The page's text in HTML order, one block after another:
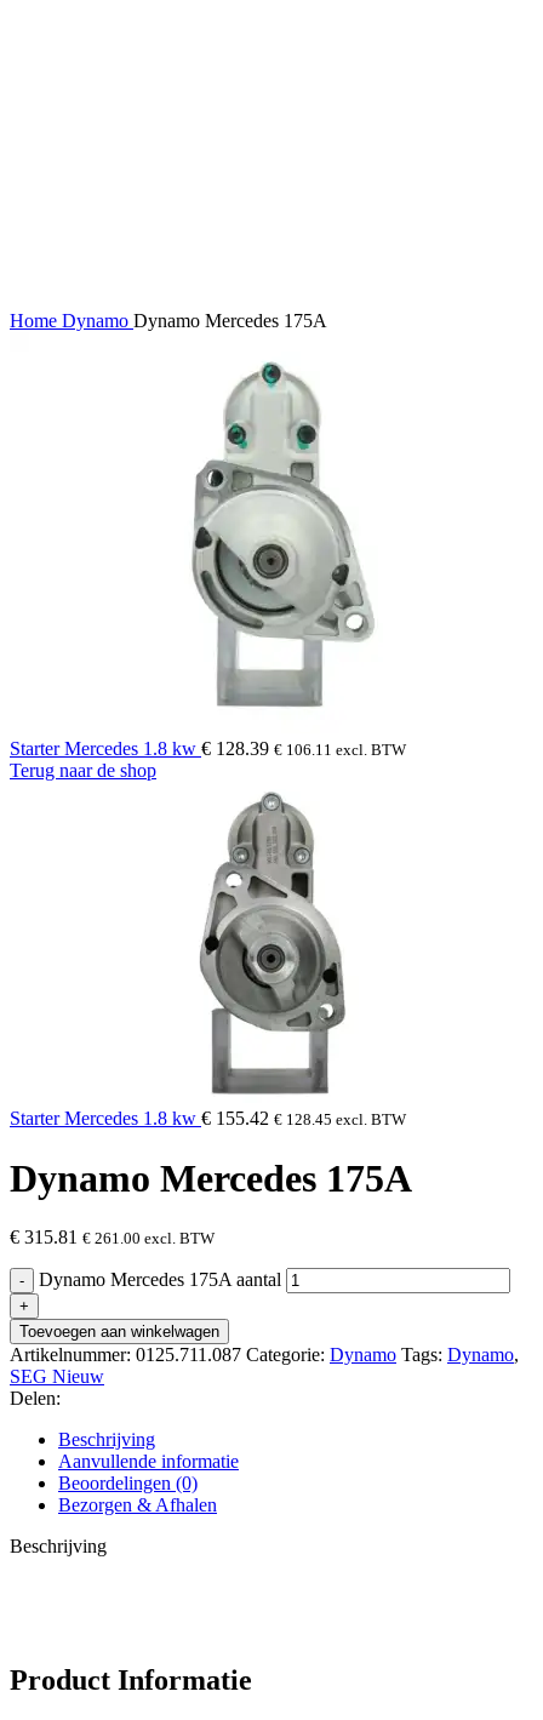
Home Dynamo Dynamo Mercedes 175A
Starter Mercedes 1.8 kw € 128.39 € 106.11 excl. BTW
Terug naar de shop
Starter Mercedes 1.8 kw € 155.42 € 128.45 excl. BTW
Dynamo Mercedes 175A
€ 315.81 € 261.00 excl. BTW
Dynamo Mercedes 175A aantal
Toevoegen aan winkelwagen
Artikelnummer: 0125.711.087 Categorie: Dynamo Tags: Dynamo,
SEG Nieuw
Delen:
Beschrijving
Aanvullende informatie
Beoordelingen (0)
Bezorgen & Afhalen
Beschrijving
Product Informatie